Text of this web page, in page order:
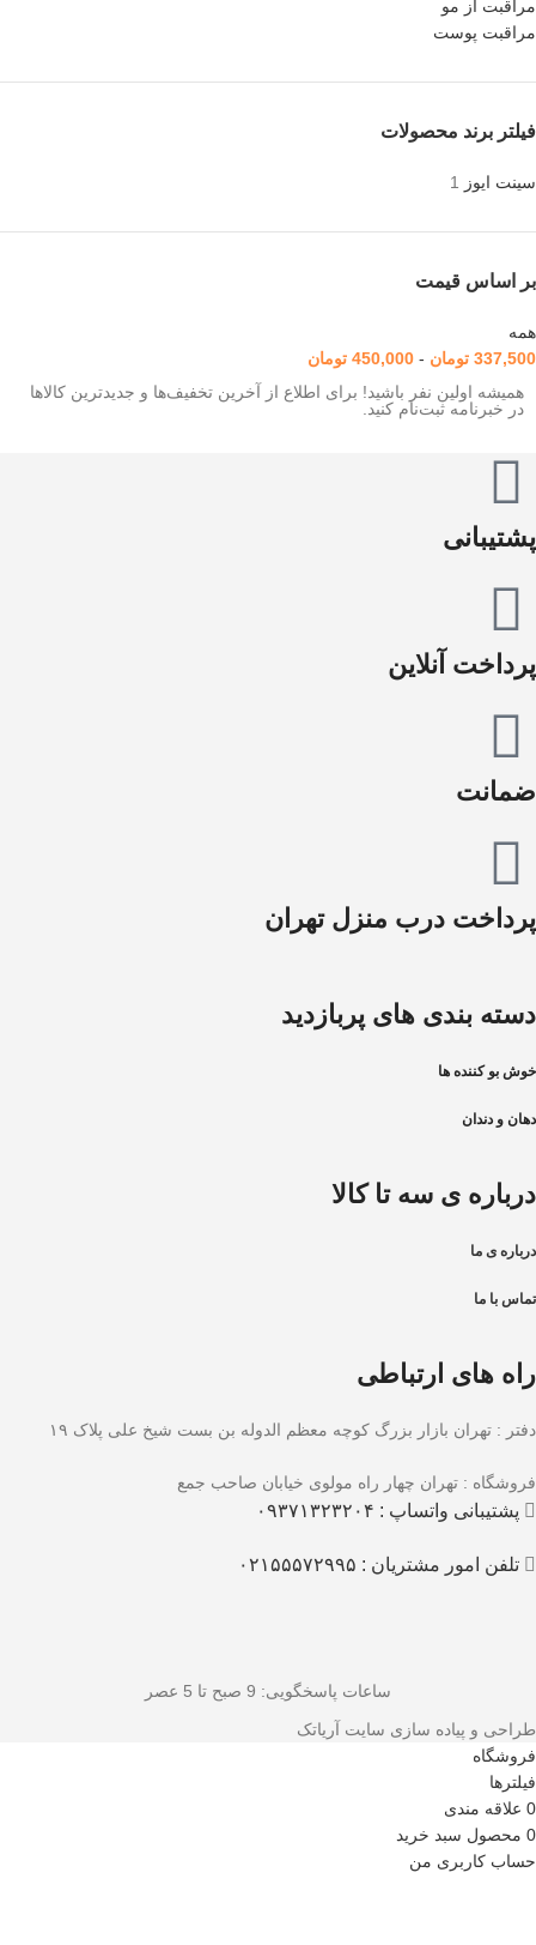
مراقبت از مو
مراقبت پوست
فیلتر برند محصولات
سینت ایوز 1
بر اساس قیمت
همه
337,500 تومان -
450,000 تومان
همیشه اولین نفر باشید! برای اطلاع از آخرین تخفیف‌ها و جدیدترین کالاها
در خبرنامه ثبت‌نام کنید.
پشتیبانی
پرداخت آنلاین
ضمانت
پرداخت درب منزل تهران
دسته بندی های پربازدید
خوش بو کننده ها
دهان و دندان
درباره ی سه تا کالا
درباره ی ما
تماس با ما
راه های ارتباطی
دفتر : تهران بازار بزرگ کوچه معظم الدوله بن بست شیخ علی پلاک ۱۹
فروشگاه : تهران چهار راه مولوی خیابان صاحب جمع
پشتیبانی واتساپ : ۰۹۳۷۱۳۲۳۲۰۴
تلفن امور مشتریان : ۰۲۱۵۵۵۷۲۹۹۵
ساعات پاسخگویی: 9 صبح تا 5 عصر
طراحی و پیاده سازی سایت آریاتک
فروشگاه
فیلترها
0 علاقه مندی
0 محصول سبد خرید
حساب کاربری من